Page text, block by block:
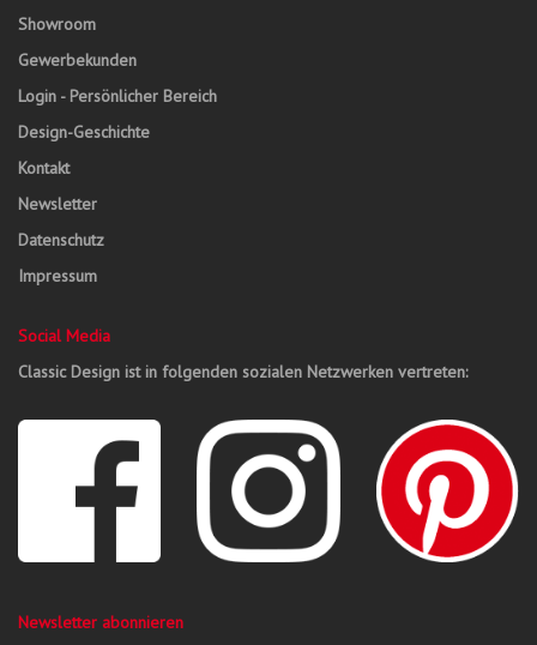
Showroom
Gewerbekunden
Login - Persönlicher Bereich
Design-Geschichte
Kontakt
Newsletter
Datenschutz
Impressum
Social Media
Classic Design ist in folgenden sozialen Netzwerken vertreten:
Newsletter abonnieren